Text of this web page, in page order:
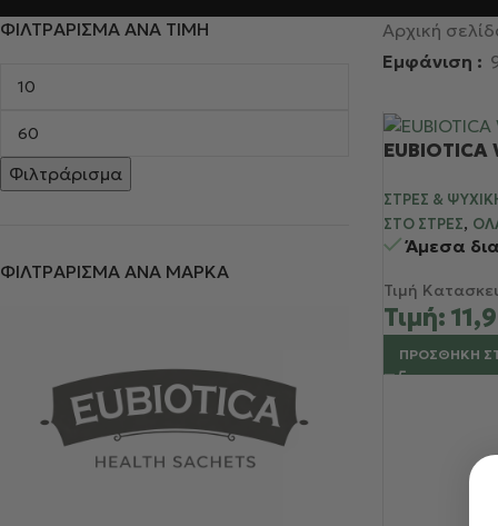
ΦΙΛΤΡΑΡΙΣΜΑ ΑΝΑ ΤΙΜΗ
Φιλτράρισμα
ΦΙΛΤΡΑΡΙΣΜΑ ΑΝΑ ΜΑΡΚΑ
Αρχική
Εμφάνιση
ΣΤΡΕΣ &
ΣΤΟ ΣΤΡΕΣ,
Άμεσα
Τιμή
Τιμή:
ΠΡΟΣΘΉΚΗ